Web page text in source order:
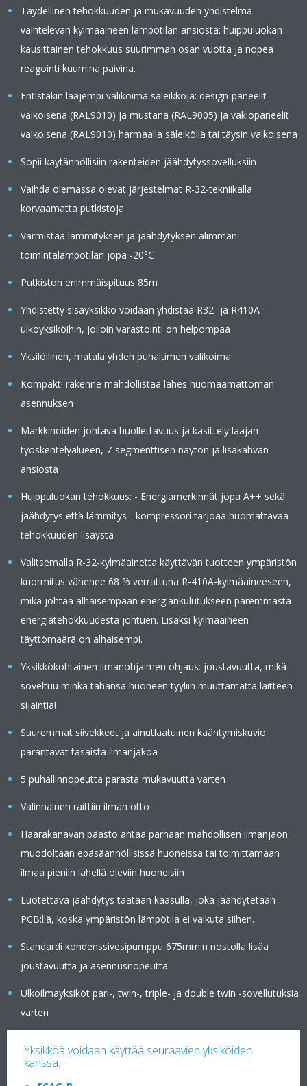
Täydellinen tehokkuuden ja mukavuuden yhdistelmä
vaihtelevan kylmäaineen lämpötilan ansiosta: huippuluokan
kausittainen tehokkuus suurimman osan vuotta ja nopea
reagointi kuumina päivinä.
Entistäkin laajempi valikoima säleikköjä: design-paneelit
valkoisena (RAL9010) ja mustana (RAL9005) ja vakiopaneelit
valkoisena (RAL9010) harmaalla säleiköllä tai täysin valkoisena
Sopii käytännöllisiin rakenteiden jäähdytyssovelluksiin
Vaihda olemassa olevat järjestelmät R-32-tekniikalla
korvaamatta putkistoja
Varmistaa lämmityksen ja jäähdytyksen alimman
toimintalämpötilan jopa -20°C
Putkiston enimmäispituus 85m
Yhdistetty sisäyksikkö voidaan yhdistää R32- ja R410A -
ulkoyksiköihin, jolloin varastointi on helpompaa
Yksilöllinen, matala yhden puhaltimen valikoima
Kompakti rakenne mahdollistaa lähes huomaamattoman
asennuksen
Markkinoiden johtava huollettavuus ja käsittely laajan
työskentelyalueen, 7-segmenttisen näytön ja lisäkahvan
ansiosta
Huippuluokan tehokkuus: - Energiamerkinnät jopa A++ sekä
jäähdytys että lämmitys - kompressori tarjoaa huomattavaa
tehokkuuden lisäystä
Valitsemalla R-32-kylmäainetta käyttävän tuotteen ympäristön
kuormitus vähenee 68 % verrattuna R-410A-kylmäaineeseen,
mikä johtaa alhaisempaan energiankulutukseen paremmasta
energiatehokkuudesta johtuen. Lisäksi kylmäaineen
täyttömäärä on alhaisempi.
Yksikkökohtainen ilmanohjaimen ohjaus: joustavuutta, mikä
soveltuu minkä tahansa huoneen tyyliin muuttamatta laitteen
sijaintia!
Suuremmat siivekkeet ja ainutlaatuinen kääntymiskuvio
parantavat tasaista ilmanjakoa
5 puhallinnopeutta parasta mukavuutta varten
Valinnainen raittiin ilman otto
Haarakanavan päästö antaa parhaan mahdollisen ilmanjaon
muodoltaan epäsäännöllisissä huoneissa tai toimittamaan
ilmaa pieniin lähellä oleviin huoneisiin
Luotettava jäähdytys taataan kaasulla, joka jäähdytetään
PCB:llä, koska ympäristön lämpötila ei vaikuta siihen.
Standardi kondenssivesipumppu 675mm:n nostolla lisää
joustavuutta ja asennusnopeutta
Ulkoilmayksiköt pari-, twin-, triple- ja double twin -sovellutuksia
varten
Yksikköä voidaan käyttää seuraavien yksiköiden
kanssa.